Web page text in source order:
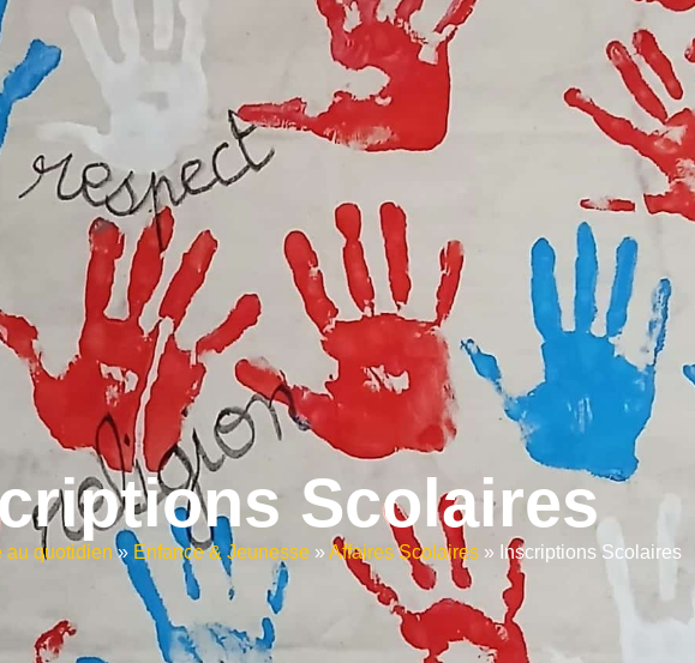
Labruguière, la ville Labruguière au quotidien
Scolaires
au quotidien» Enfance & Jeunesse » Affaires Scolaires » Inscriptions Scolaires